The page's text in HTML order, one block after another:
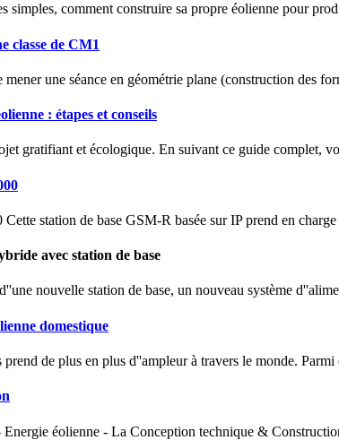
simples, comment construire sa propre éolienne pour
classe de CM1
une séance en géométrie plane (construction des
: étapes et conseils
gratifiant et écologique. En suivant ce guide complet,
station de base GSM-R basée sur IP prend en
avec station de base
nouvelle station de base, un nouveau système
domestique
de plus en plus d''ampleur à travers le monde.
éolienne - La Conception technique &